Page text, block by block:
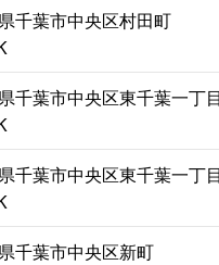
千葉市中央区村田町
千葉市中央区東千葉一丁目
千葉市中央区東千葉一丁目
千葉市中央区新町